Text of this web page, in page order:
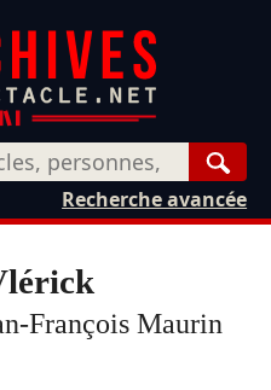
Recherche avancée
François Maurin